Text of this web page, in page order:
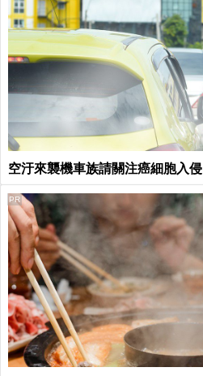
空汙來襲機車族請關注癌細胞入侵
PR